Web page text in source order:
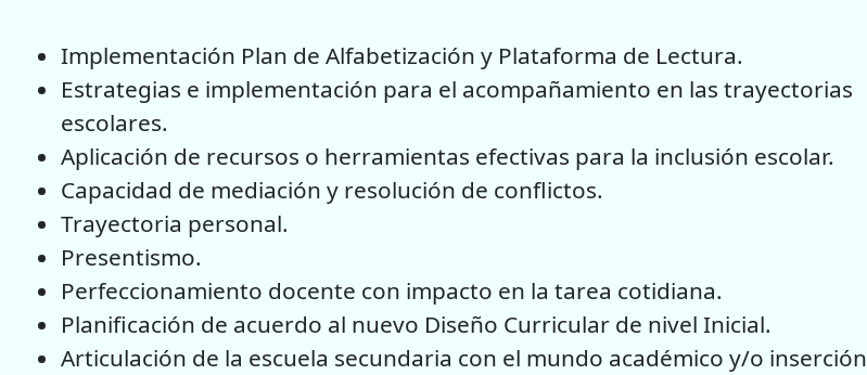
Implementación Plan de Alfabetización y Plataforma de Lectura.
Estrategias e implementación para el acompañamiento en las trayectorias
escolares.
Aplicación de recursos o herramientas efectivas para la inclusión escolar.
Capacidad de mediación y resolución de conflictos.
Trayectoria personal.
Presentismo.
Perfeccionamiento docente con impacto en la tarea cotidiana.
Planificación de acuerdo al nuevo Diseño Curricular de nivel Inicial.
Articulación de la escuela secundaria con el mundo académico y/o inserción